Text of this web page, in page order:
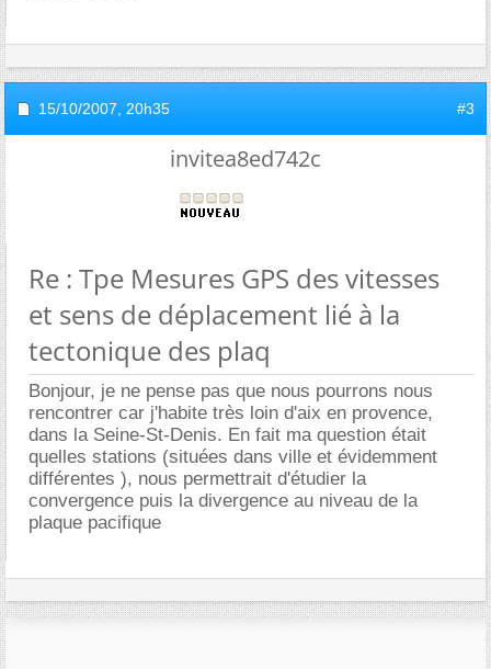
15/10/2007, 20h35 #3
invitea8ed742c
Re : Tpe Mesures GPS des vitesses
et sens de déplacement lié à la
tectonique des plaq
Bonjour, je ne pense pas que nous pourrons nous
rencontrer car j'habite très loin d'aix en provence,
dans la Seine-St-Denis. En fait ma question était
quelles stations (situées dans ville et évidemment
différentes ), nous permettrait d'étudier la
convergence puis la divergence au niveau de la
plaque pacifique